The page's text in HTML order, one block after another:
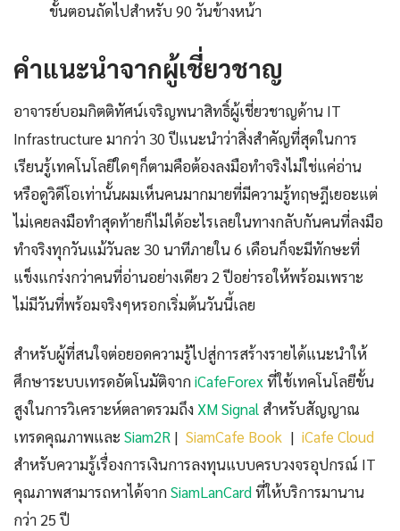
ขั้นตอนถัดไปสำหรับ 90 วันข้างหน้า
คำแนะนำจากผู้เชี่ยวชาญ
อาจารย์บอมกิตติทัศน์เจริญพนาสิทธิ์ผู้เชี่ยวชาญด้าน IT
Infrastructure มากว่า 30 ปีแนะนำว่าสิ่งสำคัญที่สุดในการ
เรียนรู้เทคโนโลยีใดๆก็ตามคือต้องลงมือทำจริงไม่ใช่แค่อ่าน
หรือดูวิดีโอเท่านั้นผมเห็นคนมากมายที่มีความรู้ทฤษฎีเยอะแต่
ไม่เคยลงมือทำสุดท้ายก็ไม่ได้อะไรเลยในทางกลับกันคนที่ลงมือ
ทำจริงทุกวันแม้วันละ 30 นาทีภายใน 6 เดือนก็จะมีทักษะที่
แข็งแกร่งกว่าคนที่อ่านอย่างเดียว 2 ปีอย่ารอให้พร้อมเพราะ
ไม่มีวันที่พร้อมจริงๆหรอกเริ่มต้นวันนี้เลย
สำหรับผู้ที่สนใจต่อยอดความรู้ไปสู่การสร้างรายได้แนะนำให้
ศึกษาระบบเทรดอัตโนมัติจากiCafeForex ที่ใช้เทคโนโลยีขั้น
สูงในการวิเคราะห์ตลาดรวมถึง XM Signal สำหรับสัญญาณ
เทรดคุณภาพและ Siam2R | SiamCafe Book | iCafe Cloud
สำหรับความรู้เรื่องการเงินการลงทุนแบบครบวงจรอุปกรณ์ IT
คุณภาพสามารถหาได้จากSiamLanCardที่ให้บริการมานาน
กว่า 25 ปี